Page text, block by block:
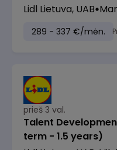
Lidl Lietuva, UAB
289 - 337 €/mėn.
prieš 3 val.
Talent
term - 1.5 years)